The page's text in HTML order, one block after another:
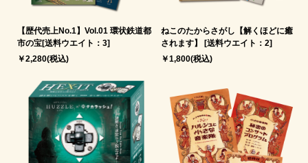
【歴代売上No.1】Vol.01 環状鉄道都
市の宝[送料ウエイト：3]
￥2,280(税込)
ねこのたからさがし【解くほどに癒
されます】 [送料ウエイト：2]
￥1,800(税込)